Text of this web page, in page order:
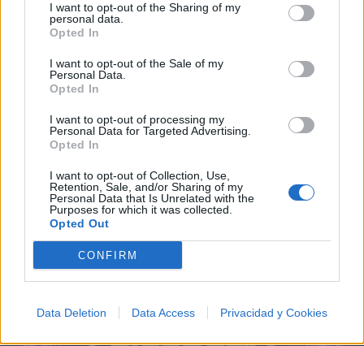
I want to opt-out of the Sharing of my
personal data.
Opted In
I want to opt-out of the Sale of my
Personal Data.
Opted In
I want to opt-out of processing my
Personal Data for Targeted Advertising.
Opted In
I want to opt-out of Collection, Use,
Retention, Sale, and/or Sharing of my
Personal Data that Is Unrelated with the
Purposes for which it was collected.
Opted Out
CONFIRM
Data Deletion Data Access Privacidad y Cookies
@musicapuntocom